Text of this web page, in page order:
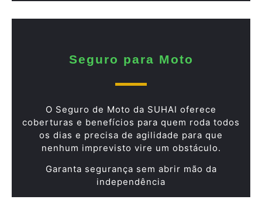
Seguro para Moto
O Seguro de Moto da SUHAI oferece
coberturas e benefícios para quem roda todos
os dias e precisa de agilidade para que
nenhum imprevisto vire um obstáculo.
Garanta segurança sem abrir mão da
independência